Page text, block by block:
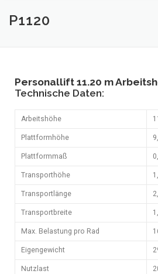
MIETGERÄTE
P1120
Personallift 11.20 m
Technische Daten:
Arbeitshöhe
Plattformhöhe
Plattformmaß
Transporthöhe
Transportlänge
Transportbreite
Max. Belastung pro Rad
Eigengewicht
Nutzlast